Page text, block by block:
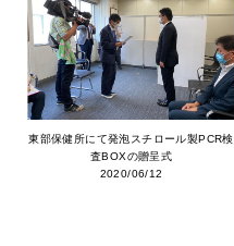
東部保健所にて発泡スチロール製PCR検
査BOXの贈呈式
2020/06/12